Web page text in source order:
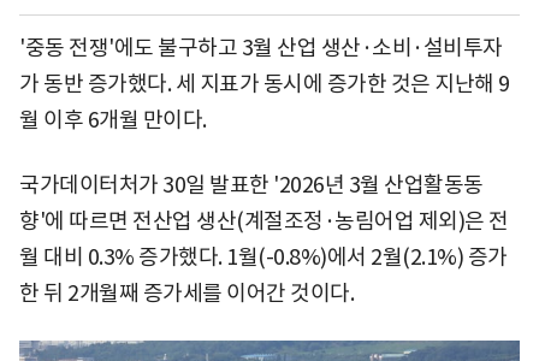
'중동 전쟁'에도 불구하고 3월 산업 생산·소비·설비투자
가 동반 증가했다. 세 지표가 동시에 증가한 것은 지난해 9
월 이후 6개월 만이다.
국가데이터처가 30일 발표한 '2026년 3월 산업활동동
향'에 따르면 전산업 생산(계절조정·농림어업 제외)은 전
월 대비 0.3% 증가했다. 1월(-0.8%)에서 2월(2.1%) 증가
한 뒤 2개월째 증가세를 이어간 것이다.